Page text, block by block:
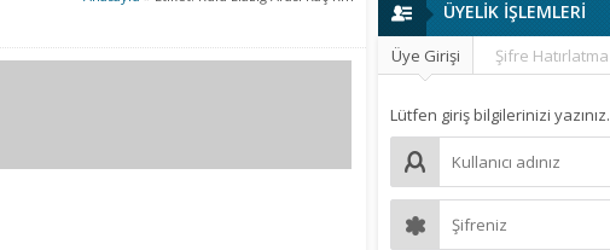
ÜYELİK İŞLEMLERİ
Üye Girişi Şifre Hatırlatma
Lütfen giriş bilgilerinizi yazınız.